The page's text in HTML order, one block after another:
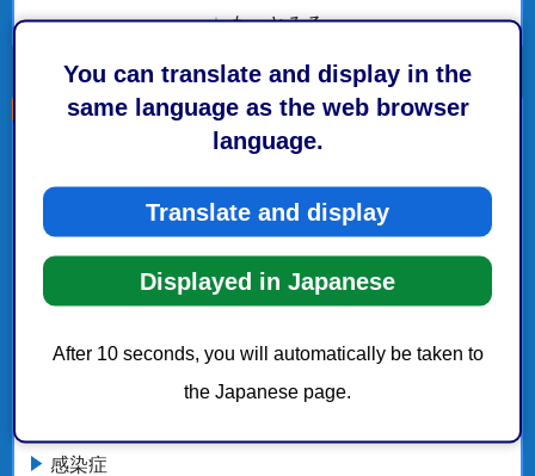
You can translate and display in the
same language as the web browser
language.
Translate and display
Displayed in Japanese
After 10 seconds, you will automatically be taken to
the Japanese page.
もっとみる
こちらの記事も読まれています。
市内のインフルエンザ流行状況
健康・医療・福祉
高齢者のインフルエンザ予防接種
感染症